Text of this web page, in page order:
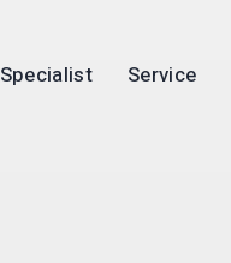
Specialist Service